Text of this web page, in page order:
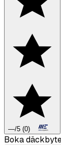
—/5 (0)
Boka